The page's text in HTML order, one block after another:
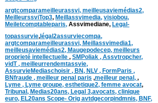
argtcomparameilleurassvi, meilleusaviemédias2,
MeilleurssviTop3, Meillassvimedia, visiobou,
Meiletcomptableparis, Assvimediane, Legal-
topassurvie, légal2assurviecompa,
argtcomparameilleurassvi, Meillassvimedia1,
meilleusaviemédias2, Maugepodecep, meilleurs
proprieté intellectuelle , SMPoliak , Assvtropcher,
vidT , meilleurrendemtassvie,
AssurvieMediaschoisir , BN, NLV , FormParis ,
BNfraude , meilleur penal paris ,meilleur penal, ,
Lyme , Lyme groupe, esthetique2, femme avocat,
Tribunal, Medias20ans, Legal 3,avocats, clinique
euro, EL20ans Scope- Orig avtdgecorpindmnis, BNF,